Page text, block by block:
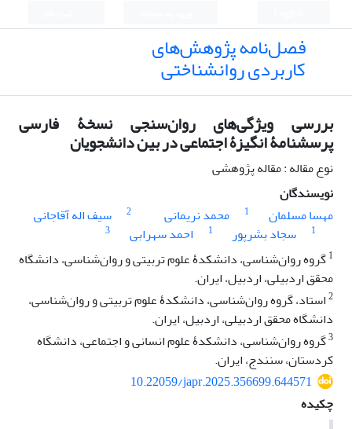
فصل‌نامه پژوهش‌های
کاربردی روانشناختی
بررسی ویژگی‌های روان‌سنجی نسخۀ فارسی
پرسشنامۀ انگیزۀ اجتماعی در بین دانشجویان
نوع مقاله : مقاله پژوهشی
نویسندگان
مهسا مسلمان
1 محمد نریمانی 2 سیف اله آقاجانی
1 سجاد بشرپور 1 احمد سهرابی
3
1گروه روان‌شناسی، دانشکدۀ علوم تربیتی و روان‌شناسی، دانشگاه
محقق اردبیلی، اردبیل، ایران.
2استاد، گروه روان‌شناسی، دانشکدۀ علوم تربیتی و روان‌شناسی،
دانشگاه محقق اردبیلی، اردبیل، ایران.
3گروه روان‌شناسی، دانشکدۀ علوم انسانی و اجتماعی، دانشگاه
کردستان، سنندج، ایران.
10.22059/japr.2025.356699.644571
چکیده